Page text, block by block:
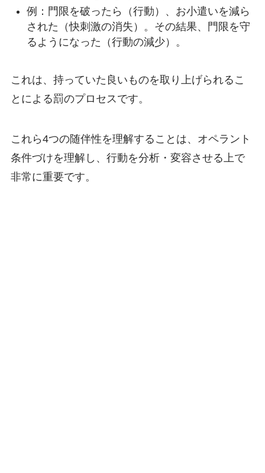
例：門限を破ったら（行動）、お小遣いを減ら
された（快刺激の消失）。その結果、門限を守
るようになった（行動の減少）。
これは、持っていた良いものを取り上げられるこ
とによる罰のプロセスです。
これら4つの随伴性を理解することは、オペラント
条件づけを理解し、行動を分析・変容させる上で
非常に重要です。